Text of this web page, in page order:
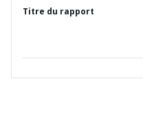
Titre du rapport